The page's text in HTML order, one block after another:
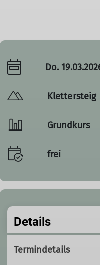
Do.
Klettersteig
Grundkurs
frei
Details
Termindetails